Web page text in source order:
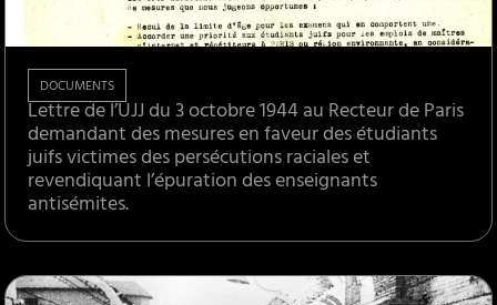
DOCUMENTS
Lettre de l’UJJ du 3 octobre 1944 au Recteur de Paris
demandant des mesures en faveur des étudiants
juifs victimes des persécutions raciales et
revendiquant l’épuration des enseignants
antisémites.